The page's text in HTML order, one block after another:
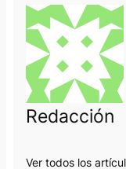
Redacción
Ver todos los